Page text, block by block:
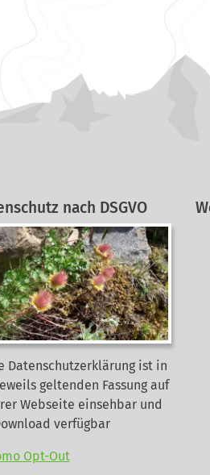
nach DSGVO
Datenschutzerklärung ist in
geltenden Fassung auf
Webseite einsehbar und
verfügbar
Opt-Out